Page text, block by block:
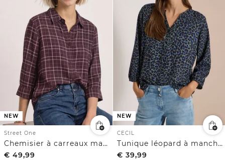
NEW
Street One
Chemisier à carreaux manches 3/4
€ 49,99
NEW
CECIL
Tunique léopard à manches 3/4 et col fendu
€ 39,99